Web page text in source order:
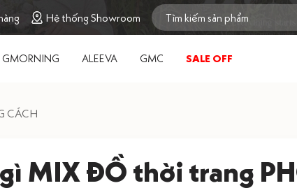
Hệ thống Showroom
GMORNING ALEEVA GMC SALE OFF
CÁCH
MIX ĐỒ thời trang